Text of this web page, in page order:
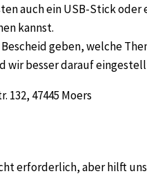
auch ein USB-Stick oder
kannst.
geben, welche
wir besser darauf
47445 Moers
erforderlich, aber hilft